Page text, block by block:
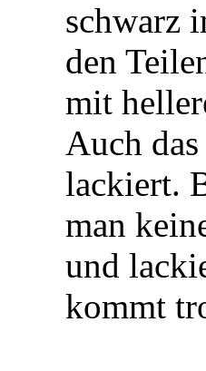
schwarz
den
mit
Auch
lackiert.
man
und
kommt